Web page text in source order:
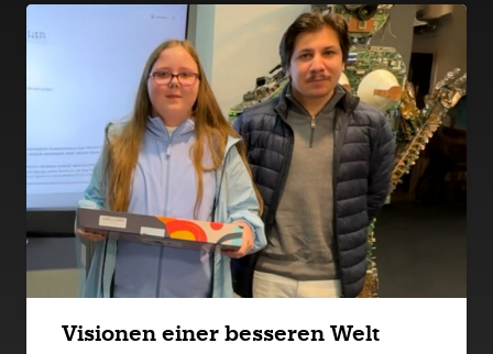
Visionen einer besseren Welt